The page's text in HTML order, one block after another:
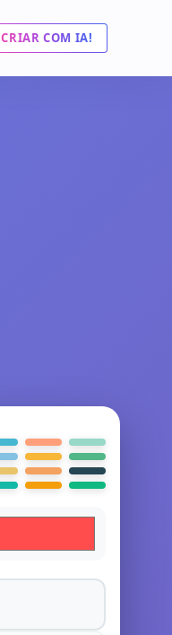
CRIAR COM IA!